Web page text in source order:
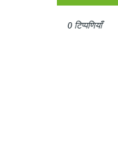
0 टिप्पणियाँ